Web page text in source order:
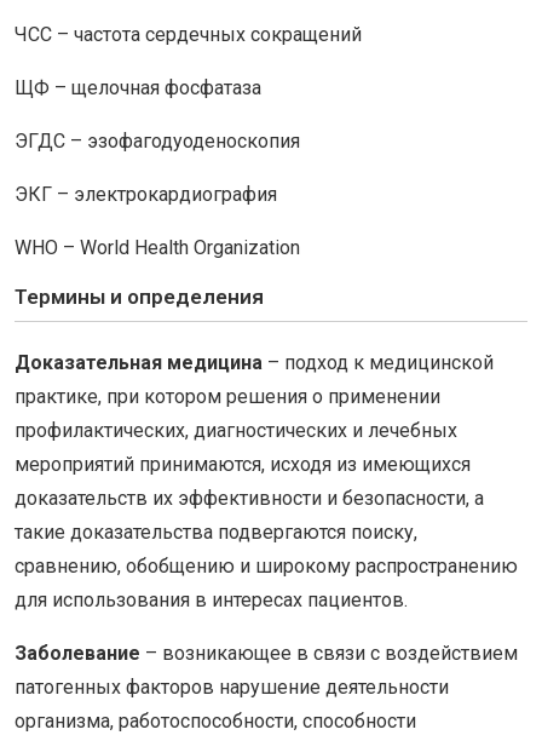
ЧСС – частота сердечных сокращений
ЩФ – щелочная фосфатаза
ЭГДС – эзофагодуоденоскопия
ЭКГ – электрокардиография
WHO – World Health Organization
Термины и определения
Доказательная медицина – подход к медицинской
практике, при котором решения о применении
профилактических, диагностических и лечебных
мероприятий принимаются, исходя из имеющихся
доказательств их эффективности и безопасности, а
такие доказательства подвергаются поиску,
сравнению, обобщению и широкому распространению
для использования в интересах пациентов.
Заболевание – возникающее в связи с воздействием
патогенных факторов нарушение деятельности
организма, работоспособности, способности